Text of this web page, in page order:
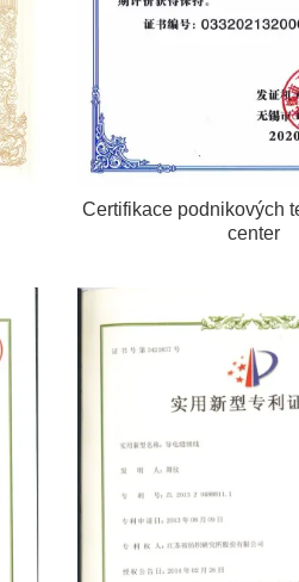
Certifikace podnikových
center